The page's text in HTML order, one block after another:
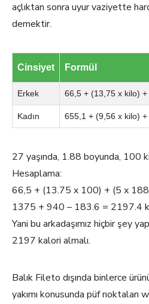
açlıktan sonra uyur vaziyette
demektir.
Cinsiyet Formül
Erkek 66,5 + (13,75 x kilo)
Kadın 655,1 + (9,56 x kilo)
27 yaşında, 1.88 boyunda, 100
Hesaplama:
66,5 + (13.75 x 100) + (5 x
1375 + 940 – 183.6 = 2197.4
Yani bu arkadaşımız hiçbir şey
2197 kalori almalı.
Balık Fileto dışında binlerce
yakımı konusunda püf noktaları